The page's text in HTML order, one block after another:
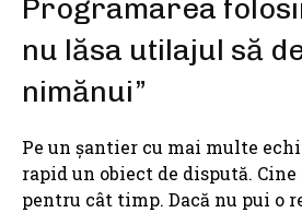
Programarea
nu lăsa utilajul să
nimănui”
Pe un șantier cu mai multe
rapid un obiect de dispută. Cine
pentru cât timp. Dacă nu pui o